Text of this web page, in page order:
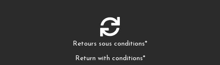
Retours sous conditions*
Return with conditions*